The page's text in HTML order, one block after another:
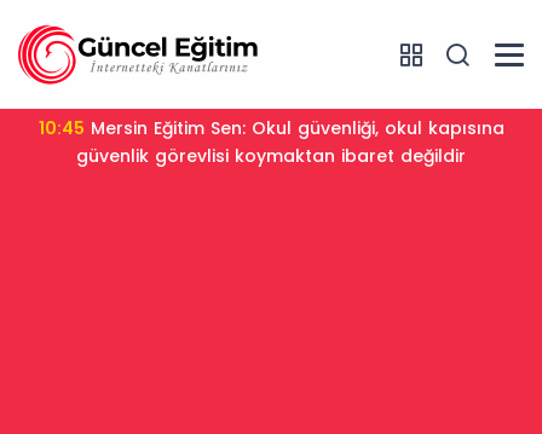
10:45
güvenlik görevlisi koymaktan ibaret değildir